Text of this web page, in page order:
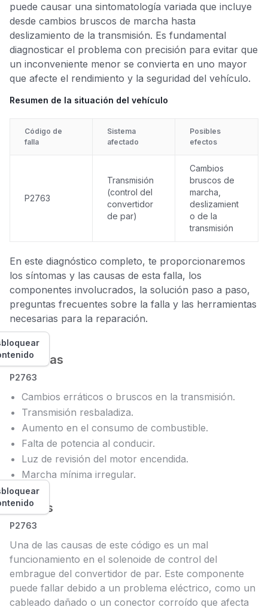
puede causar una sintomatología variada que incluye
desde cambios bruscos de marcha hasta
deslizamiento de la transmisión. Es fundamental
diagnosticar el problema con precisión para evitar que
un inconveniente menor se convierta en uno mayor
que afecte el rendimiento y la seguridad del vehículo.
Resumen de la situación del vehículo
Código de
falla
Sistema
afectado
Posibles
efectos
P2763
Transmisión
(control del
convertidor
de par)
Cambios
bruscos de
marcha,
deslizamient
o de la
transmisión
En este diagnóstico completo, te proporcionaremos
los síntomas y las causas de esta falla, los
componentes involucrados, la solución paso a paso,
preguntas frecuentes sobre la falla y las herramientas
necesarias para la reparación.
Síntomas
P2763
Cambios erráticos o bruscos en la transmisión.
Transmisión resbaladiza.
Aumento en el consumo de combustible.
Falta de potencia al conducir.
Luz de revisión del motor encendida.
Marcha mínima irregular.
Causas
P2763
Una de las causas de este código es un mal
funcionamiento en el solenoide de control del
embrague del convertidor de par. Este componente
puede fallar debido a un problema eléctrico, como un
cableado dañado o un conector corroído que afecta